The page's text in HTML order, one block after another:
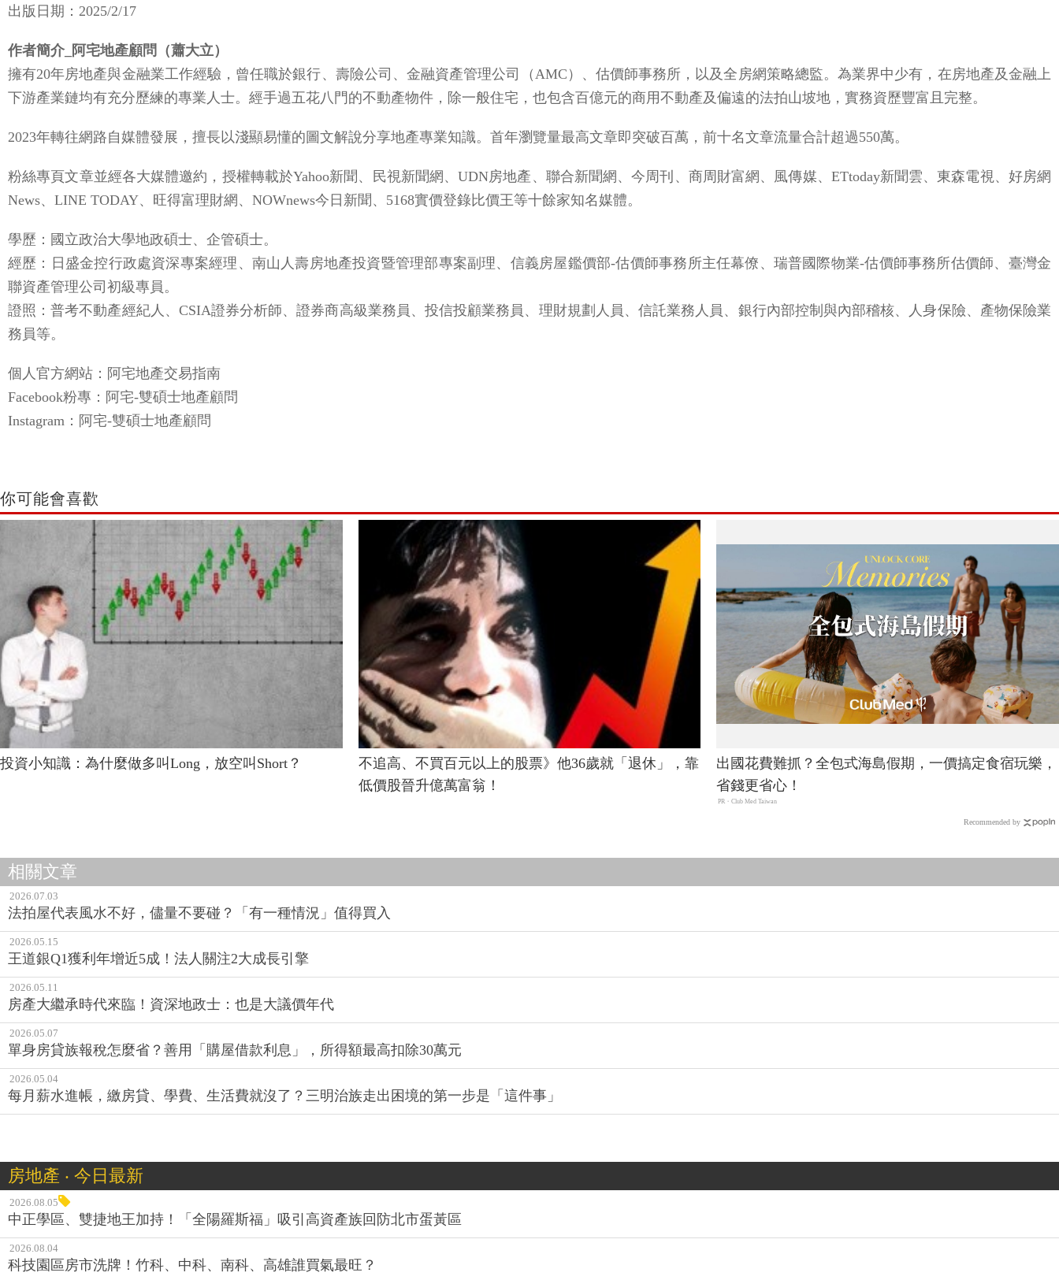
出版日期：2025/2/17
作者簡介_阿宅地產顧問（蕭大立）
擁有20年房地產與金融業工作經驗，曾任職於銀行、壽險公司、金融資產管理公司（AMC）、估價師事務所，以及全房網策略總監。為業界中少有，在房地產及金融上
下游產業鏈均有充分歷練的專業人士。經手過五花八門的不動產物件，除一般住宅，也包含百億元的商用不動產及偏遠的法拍山坡地，實務資歷豐富且完整。
2023年轉往網路自媒體發展，擅長以淺顯易懂的圖文解說分享地產專業知識。首年瀏覽量最高文章即突破百萬，前十名文章流量合計超過550萬。
粉絲專頁文章並經各大媒體邀約，授權轉載於Yahoo新聞、民視新聞網、UDN房地產、聯合新聞網、今周刊、商周財富網、風傳媒、ETtoday新聞雲、東森電視、好房網
News、LINE TODAY、旺得富理財網、NOWnews今日新聞、5168實價登錄比價王等十餘家知名媒體。
學歷：國立政治大學地政碩士、企管碩士。
經歷：日盛金控行政處資深專案經理、南山人壽房地產投資暨管理部專案副理、信義房屋鑑價部-估價師事務所主任幕僚、瑞普國際物業-估價師事務所估價師、臺灣金
聯資產管理公司初級專員。
證照：普考不動產經紀人、CSIA證券分析師、證券商高級業務員、投信投顧業務員、理財規劃人員、信託業務人員、銀行內部控制與內部稽核、人身保險、產物保險業
務員等。
個人官方網站：阿宅地產交易指南
Facebook粉專：阿宅-雙碩士地產顧問
Instagram：阿宅-雙碩士地產顧問
你可能會喜歡
投資小知識：為什麼做多叫Long，放空叫Short？
不追高、不買百元以上的股票》他36歲就「退休」，靠
低價股晉升億萬富翁！
出國花費難抓？全包式海島假期，一價搞定食宿玩樂，
省錢更省心！
PR・Club Med Taiwan
Recommended by
相關文章
2026.07.03
法拍屋代表風水不好，儘量不要碰？「有一種情況」值得買入
2026.05.15
王道銀Q1獲利年增近5成！法人關注2大成長引擎
2026.05.11
房產大繼承時代來臨！資深地政士：也是大議價年代
2026.05.07
單身房貸族報稅怎麼省？善用「購屋借款利息」，所得額最高扣除30萬元
2026.05.04
每月薪水進帳，繳房貸、學費、生活費就沒了？三明治族走出困境的第一步是「這件事」
房地產 ‧ 今日最新
2026.08.05
中正學區、雙捷地王加持！「全陽羅斯福」吸引高資產族回防北市蛋黃區
2026.08.04
科技園區房市洗牌！竹科、中科、南科、高雄誰買氣最旺？